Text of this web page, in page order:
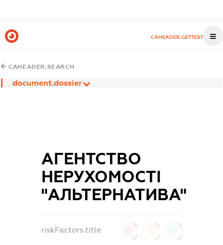
CAHEADER.GETTEST
CAHEADER.SEARCH
document.dossier
АГЕНТСТВО
НЕРУХОМОСТІ
"АЛЬТЕРНАТИВА"
riskFactors.title